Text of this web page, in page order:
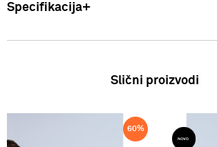
Specifikacija
100% Pamuk Zemlja podrijetla: Indonezija FW25
Slični proizvodi
60%